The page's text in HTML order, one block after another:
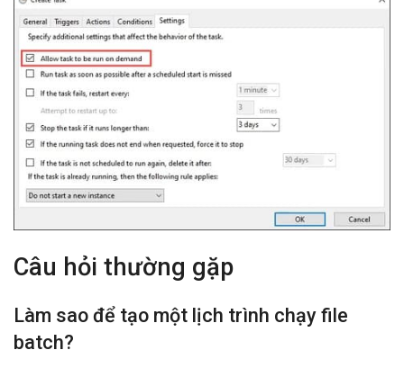
Câu hỏi thường gặp
Làm sao để tạo một lịch trình chạy file
batch?